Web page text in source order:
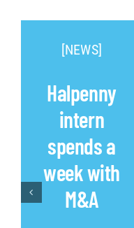
[NEWS]
Halpenny
intern
spends a
week with
M&A